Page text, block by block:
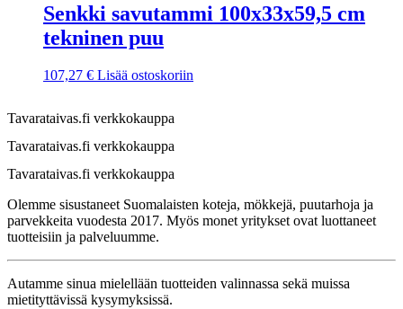
Senkki savutammi 100x33x59,5 cm
tekninen puu
107,27 € Lisää ostoskoriin
Tavarataivas.fi verkkokauppa
Tavarataivas.fi verkkokauppa
Tavarataivas.fi verkkokauppa
Olemme sisustaneet Suomalaisten koteja, mökkejä, puutarhoja ja
parvekkeita vuodesta 2017. Myös monet yritykset ovat luottaneet
tuotteisiin ja palveluumme.
Autamme sinua mielellään tuotteiden valinnassa sekä muissa
mietityttävissä kysymyksissä.